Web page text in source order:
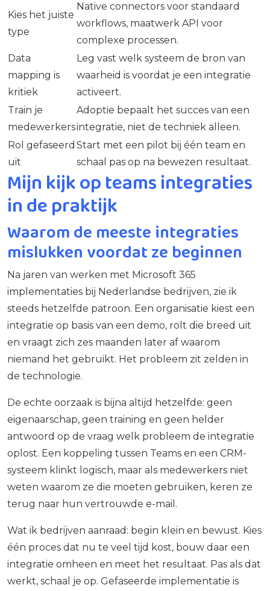
Kies het juiste
type
Native connectors voor standaard
workflows, maatwerk API voor
complexe processen.
Data
mapping is
kritiek
Leg vast welk systeem de bron van
waarheid is voordat je een integratie
activeert.
Train je
medewerkers
Adoptie bepaalt het succes van een
integratie, niet de techniek alleen.
Rol gefaseerd
uit
Start met een pilot bij één team en
schaal pas op na bewezen resultaat.
Mijn kijk op teams integraties
in de praktijk
Waarom de meeste integraties
mislukken voordat ze beginnen
Na jaren van werken met Microsoft 365
implementaties bij Nederlandse bedrijven, zie ik
steeds hetzelfde patroon. Een organisatie kiest een
integratie op basis van een demo, rolt die breed uit
en vraagt zich zes maanden later af waarom
niemand het gebruikt. Het probleem zit zelden in
de technologie.
De echte oorzaak is bijna altijd hetzelfde: geen
eigenaarschap, geen training en geen helder
antwoord op de vraag welk probleem de integratie
oplost. Een koppeling tussen Teams en een CRM-
systeem klinkt logisch, maar als medewerkers niet
weten waarom ze die moeten gebruiken, keren ze
terug naar hun vertrouwde e-mail.
Wat ik bedrijven aanraad: begin klein en bewust. Kies
één proces dat nu te veel tijd kost, bouw daar een
integratie omheen en meet het resultaat. Pas als dat
werkt, schaal je op. Gefaseerde implementatie is